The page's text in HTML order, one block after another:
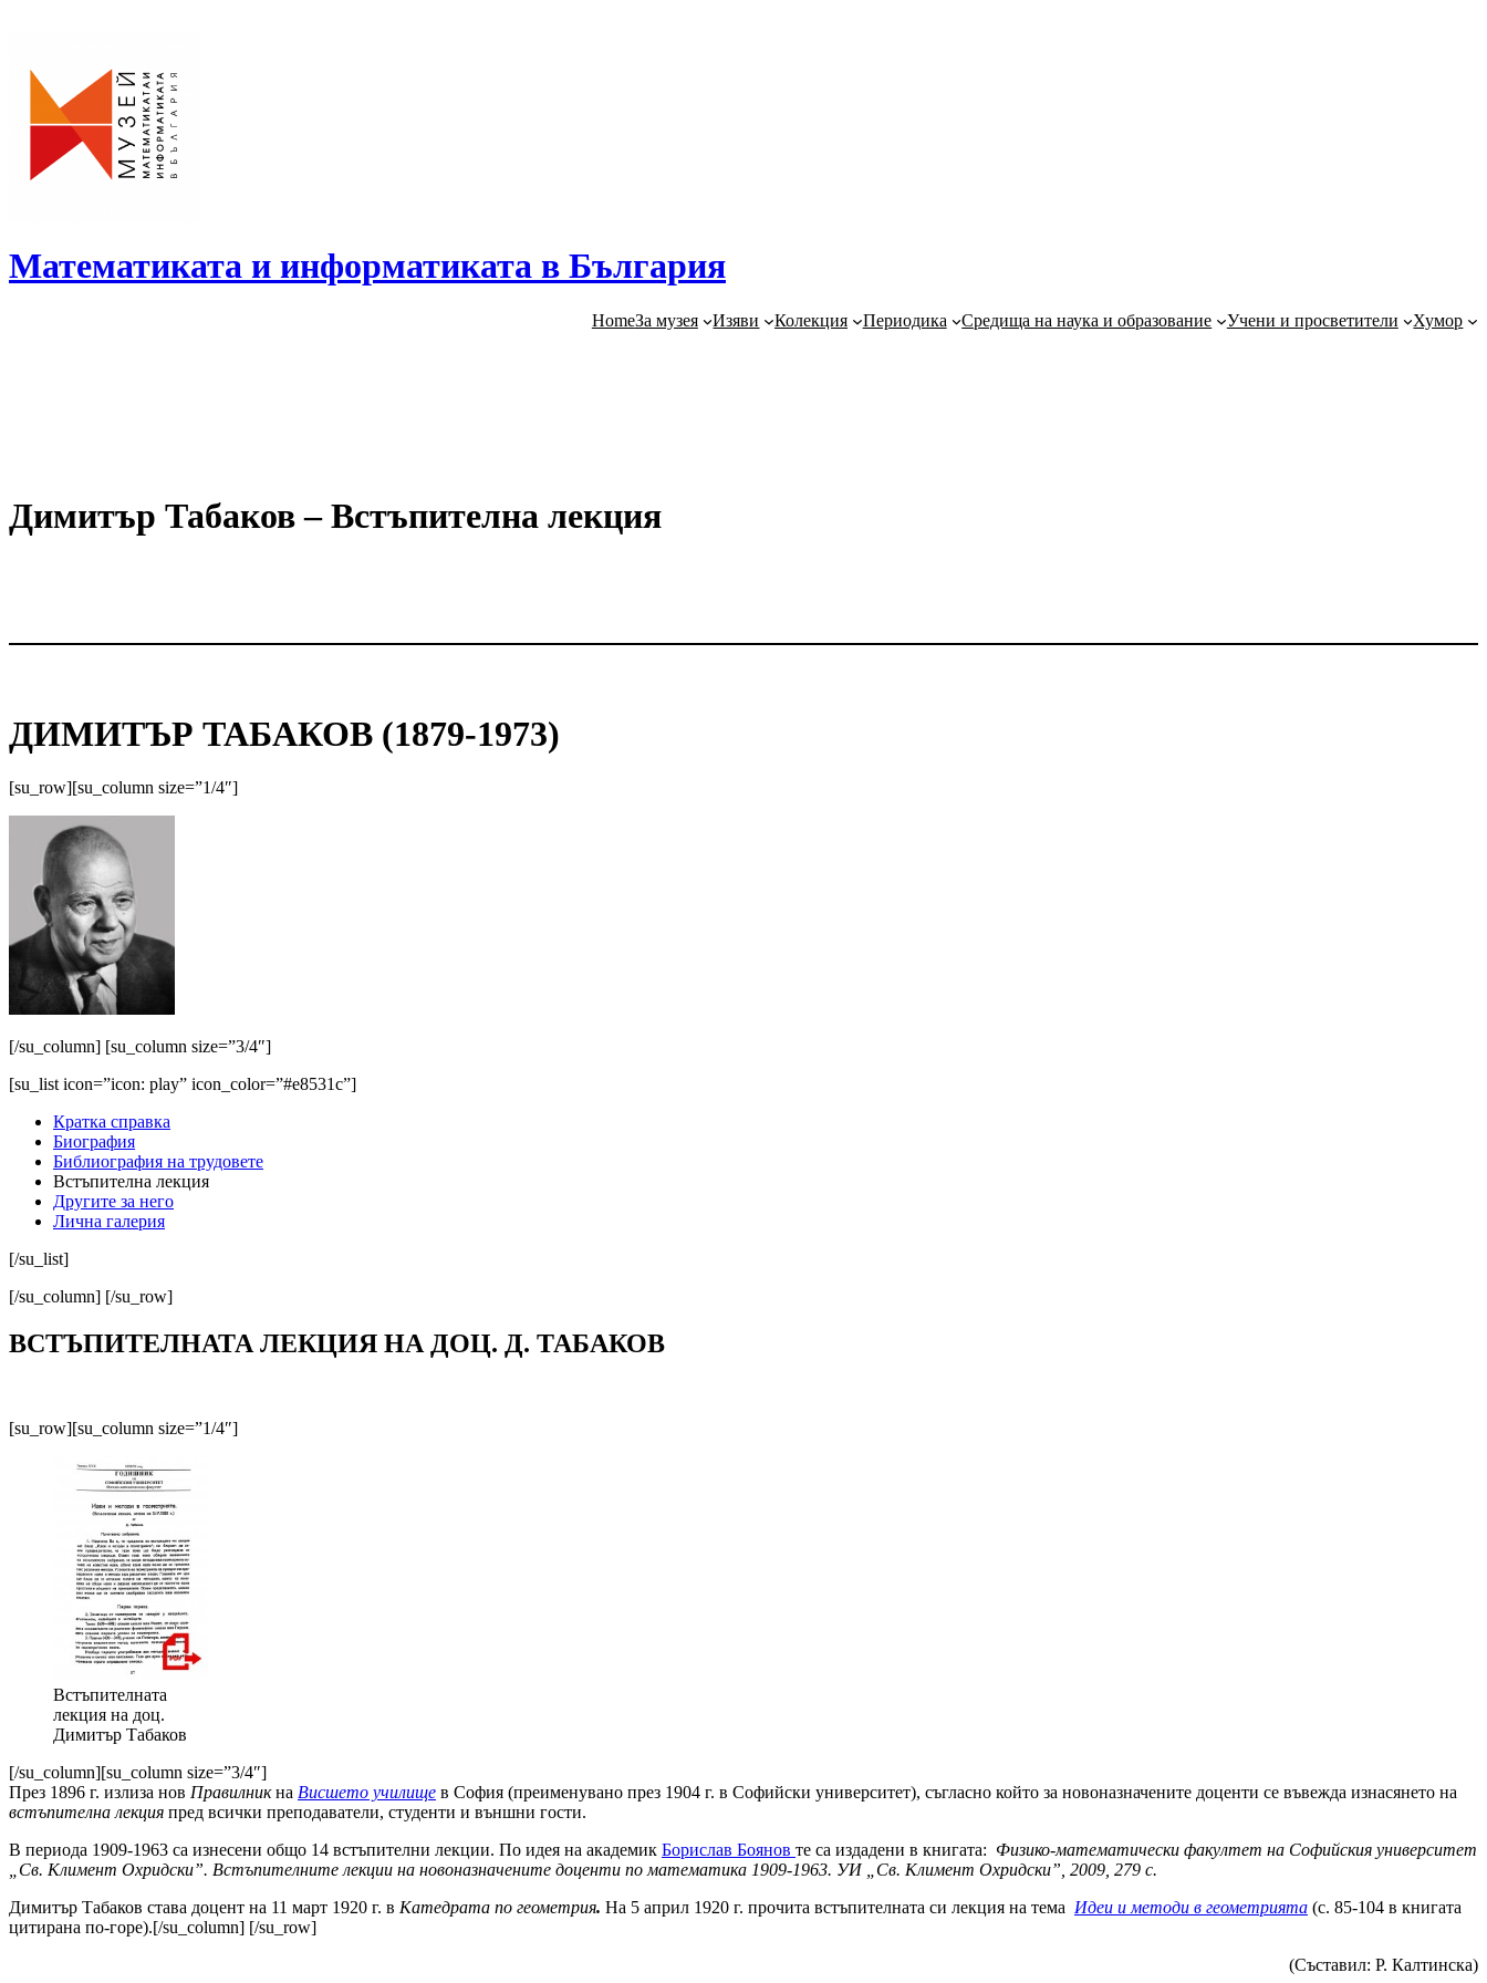
Математиката и информатиката в България
HomeЗа музея Изяви Колекция Периодика Средища на наука и образование Учени и просветители Хумор
Димитър Табаков – Встъпителна лекция
ДИМИТЪР ТАБАКОВ (1879-1973)
[su_row][su_column size=”1/4″]
[/su_column] [su_column size=”3/4″]
[su_list icon=”icon: play” icon_color=”#e8531c”]
Кратка справка
Биография
Библиография на трудовете
Встъпителна лекция
Другите за него
Лична галерия
[/su_list]
[/su_column] [/su_row]
ВСТЪПИТЕЛНАТА ЛЕКЦИЯ НА ДОЦ. Д. ТАБАКОВ
[su_row][su_column size=”1/4″]
Встъпителната
лекция на доц.
Димитър Табаков
[/su_column][su_column size=”3/4″]
През 1896 г. излиза нов Правилникна Висшето училище в София (преименувано през 1904 г. в Софийски университет), съгласно който за новоназначените доценти се въвежда изнасянето на
встъпителна лекция пред всички преподаватели, студенти и външни гости.
В периода 1909-1963 са изнесени общо 14 встъпителни лекции. По идея на академик Борислав Боянов те са издадени в книгата: Физико-математически факултет на Софийския университет
„Св. Климент Охридски”. Встъпителните лекции на новоназначените доценти по математика 1909-1963. УИ „Св. Климент Охридски”, 2009, 279 с.
Димитър Табаков става доцент на 11 март 1920 г. в Катедрата по геометрия. На 5 април 1920 г. прочита встъпителната си лекция на тема Идеи и методи в геометрията (с. 85-104 в книгата
цитирана по-горе).[/su_column] [/su_row]
(Съставил: Р. Калтинска)